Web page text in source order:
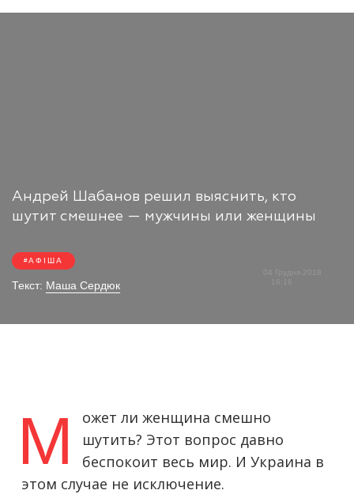
Андрей Шабанов решил выяснить, кто
шутит смешнее — мужчины или женщины
АФІША
Текст: Маша Сердюк
04 Грудня 2018
М
ожет ли женщина смешно
шутить? Этот вопрос давно
беспокоит весь мир. И Украина в
этом случае не исключение.